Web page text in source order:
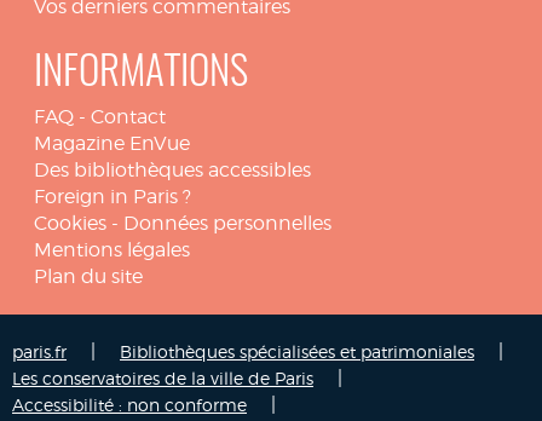
Vos derniers commentaires
INFORMATIONS
FAQ - Contact
Magazine EnVue
Des bibliothèques accessibles
Foreign in Paris ?
Cookies - Données personnelles
Mentions légales
Plan du site
paris.fr Bibliothèques spécialisées et patrimoniales
Les conservatoires de la ville de Paris
Accessibilité : non conforme